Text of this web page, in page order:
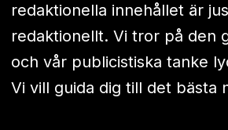
redaktionella innehållet är
redaktionellt. Vi tror på den
och vår publicistiska tanke
Vi vill guida dig till det bästa